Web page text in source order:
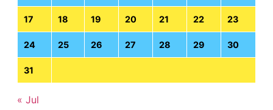
17 18 19 20 21 22 23
24 25 26 27 28 29 30
31
« Jul